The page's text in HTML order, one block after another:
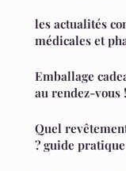
les actualités
médicales et
Emballage
au rendez-vous !
Quel
? guide pratique